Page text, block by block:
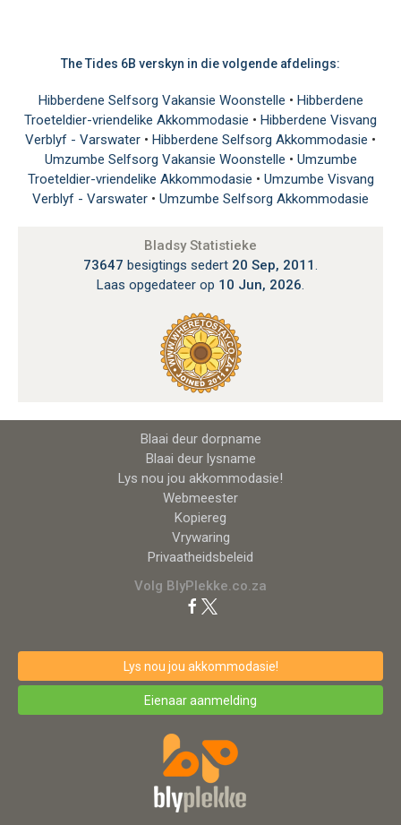
The Tides 6B verskyn in die volgende afdelings:
Hibberdene Selfsorg Vakansie Woonstelle • Hibberdene
Troeteldier-vriendelike Akkommodasie • Hibberdene Visvang
Verblyf - Varswater • Hibberdene Selfsorg Akkommodasie •
Umzumbe Selfsorg Vakansie Woonstelle • Umzumbe
Troeteldier-vriendelike Akkommodasie • Umzumbe Visvang
Verblyf - Varswater • Umzumbe Selfsorg Akkommodasie
Bladsy Statistieke
73647 besigtings sedert 20 Sep, 2011.
Laas opgedateer op 10 Jun, 2026.
Blaai deur dorpname
Blaai deur lysname
Lys nou jou akkommodasie!
Webmeester
Kopiereg
Vrywaring
Privaatheidsbeleid
Volg BlyPlekke.co.za
Lys nou jou akkommodasie!
Eienaar aanmelding